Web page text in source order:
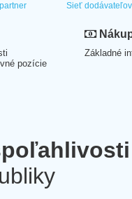
Sieť dodávateľov
pozície
Základné